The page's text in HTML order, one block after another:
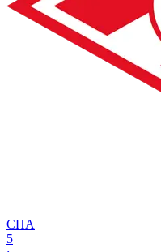
СПА
5